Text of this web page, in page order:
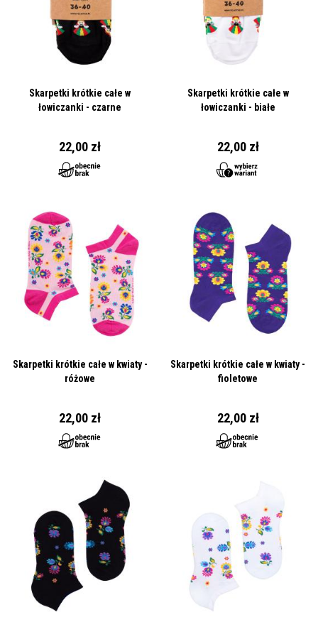
Skarpetki krótkie całe w
łowiczanki - czarne
22,00 zł
Skarpetki krótkie całe w
łowiczanki - białe
22,00 zł
Skarpetki krótkie całe w kwiaty -
różowe
22,00 zł
Skarpetki krótkie całe w kwiaty -
fioletowe
22,00 zł